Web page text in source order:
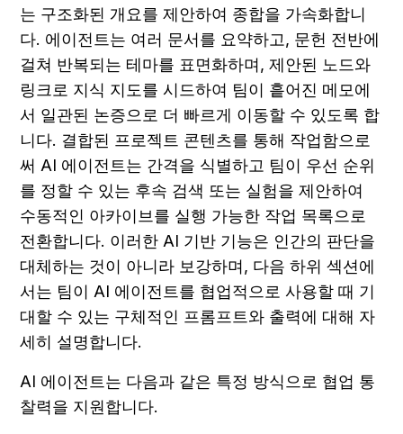
는 구조화된 개요를 제안하여 종합을 가속화합니
다. 에이전트는 여러 문서를 요약하고, 문헌 전반에
걸쳐 반복되는 테마를 표면화하며, 제안된 노드와
링크로 지식 지도를 시드하여 팀이 흩어진 메모에
서 일관된 논증으로 더 빠르게 이동할 수 있도록 합
니다. 결합된 프로젝트 콘텐츠를 통해 작업함으로
써 AI 에이전트는 간격을 식별하고 팀이 우선 순위
를 정할 수 있는 후속 검색 또는 실험을 제안하여
수동적인 아카이브를 실행 가능한 작업 목록으로
전환합니다. 이러한 AI 기반 기능은 인간의 판단을
대체하는 것이 아니라 보강하며, 다음 하위 섹션에
서는 팀이 AI 에이전트를 협업적으로 사용할 때 기
대할 수 있는 구체적인 프롬프트와 출력에 대해 자
세히 설명합니다.
AI 에이전트는 다음과 같은 특정 방식으로 협업 통
찰력을 지원합니다.